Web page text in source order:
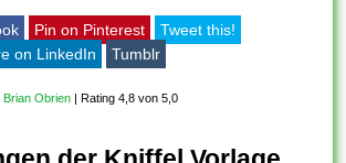
Pin on Pinterest
Tweet this!
on LinkedIn Tumblr
Brian Obrien |Rating 4,8 von 5,0